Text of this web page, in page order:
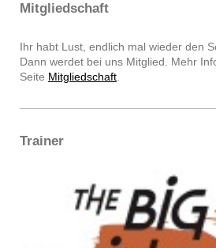
Mitgliedschaft
Ihr habt Lust, endlich mal wieder den
Dann werdet bei uns Mitglied. Mehr
Seite Mitgliedschaft
Trainer